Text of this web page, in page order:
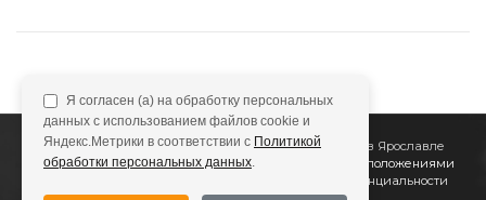
2011Все Колёса Интернет-магазин шин и дисков в Ярославле
Сайт не является публичной офертой, определяемой положениями
Политике конфиденциальности
Я согласен (а) на обработку персональных
данных с использованием файлов cookie и
Яндекс.Метрики в соответствии с Политикой
обработки персональных данных.